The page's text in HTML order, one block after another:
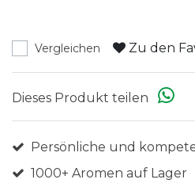
Vergleichen Zu den
Dieses Produkt teilen
Persönliche und
1000+ Aromen auf Lager